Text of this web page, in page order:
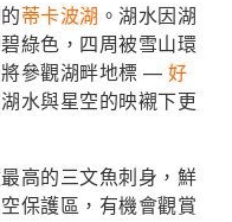
蒂卡波湖 。湖水因湖
綠色，四周被雪山環
將參觀湖畔地標 —好
水與星空的映襯下更
高的三文魚刺身，鮮
保護區，有機會觀賞